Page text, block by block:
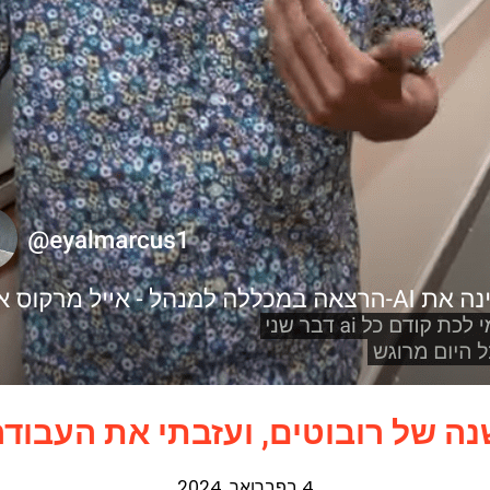
של רובוטים, ועזבתי את